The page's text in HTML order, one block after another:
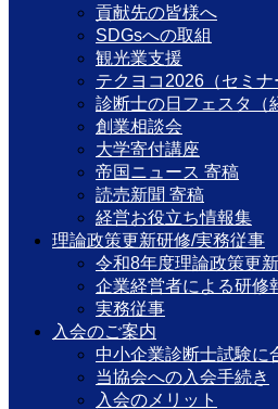
貢献先の皆様へ
SDGsへの取組
観光業支援
テクヨコ2026（セミナ
診断士の日フェスタ（
創業相談会
大学寄付講座
帝国ニュース 寄稿
読売新聞 寄稿
経営お役立ち情報集
理論政策更新研修/実務従事
令和8年度理論政策更
企業経営者による研修
実務従事
入会のご案内
中小企業診断士試験に
当協会への入会手続き
入会のメリット